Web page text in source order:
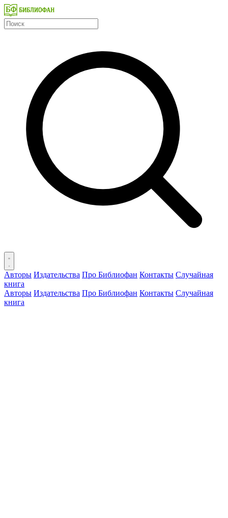
Авторы Издательства Про Библиофан Контакты Случайная
книга
Авторы Издательства Про Библиофан Контакты Случайная
книга